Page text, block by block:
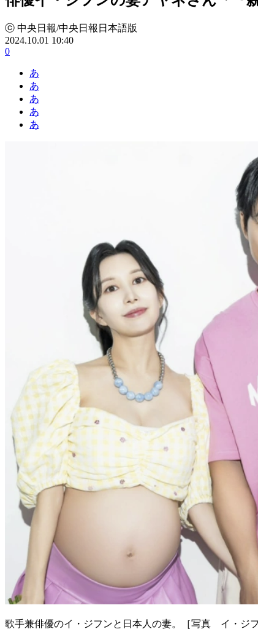
ⓒ 中央日報/中央日報日本語版
2024.10.01 10:40
0
あ
あ
あ
あ
あ
歌手兼俳優のイ・ジフンと日本人の妻。［写真 イ・ジフ